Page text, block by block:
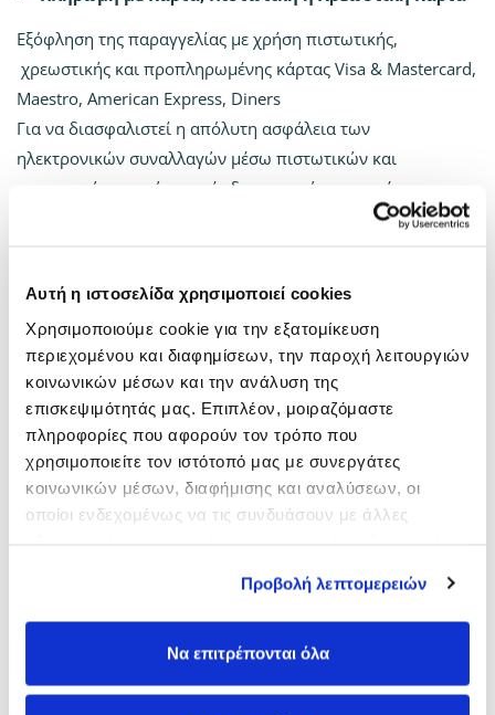
Αυτή η ιστοσελίδα χρησιμοποιεί cookies
Χρησιμοποιούμε cookie για την εξατομίκευση
περιεχομένου και διαφημίσεων, την παροχή λειτουργιών
κοινωνικών μέσων και την ανάλυση της
επισκεψιμότητάς μας. Επιπλέον, μοιραζόμαστε
πληροφορίες που αφορούν τον τρόπο που
χρησιμοποιείτε τον ιστότοπό μας με συνεργάτες
κοινωνικών μέσων, διαφήμισης και αναλύσεων, οι
οποίοι ενδεχομένως να τις συνδυάσουν με άλλες
Προβολή λεπτομερειών
Να επιτρέπονται όλα
Εξόφληση της παραγγελίας με χρήση πιστωτικής,
χρεωστικής και προπληρωμένης κάρτας Visa & Mastercard,
Maestro, American Express, Diners
Για να διασφαλιστεί η απόλυτη ασφάλεια των
ηλεκτρονικών συναλλαγών μέσω πιστωτικών και
χρεωστικών καρτών, αυτές διεκπεραιώνονται μέσω της
πλατφόρμας ηλεκτρονικών πληρωμών « Alpha e-
128-bit (Secure Sockets Layer – SSL). Η κρυπτογράφηση
είναι ένας τρόπος κωδικοποίησης της πληροφορίας μέχρι
αυτή να φτάσει στον ορισμένο αποδέκτη της, ο οποίος θα
μπορέσει να την αποκωδικοποιήσει με χρήση του
κατάλληλου κλειδιού.
Η διαδικασία πληρωμής με πιστωτική ή χρεωστική κάρτα
είναι πολύ απλή:
Μόλις ολοκληρώσετε την καταχώρηση, μεταφέρεστε
αυτόματα στο ασφαλές περιβάλλον της Alpha Bank
Συμπληρώνετε όλα τα απαραίτητα πεδία και επιλέγετε
“Πληρωμή”